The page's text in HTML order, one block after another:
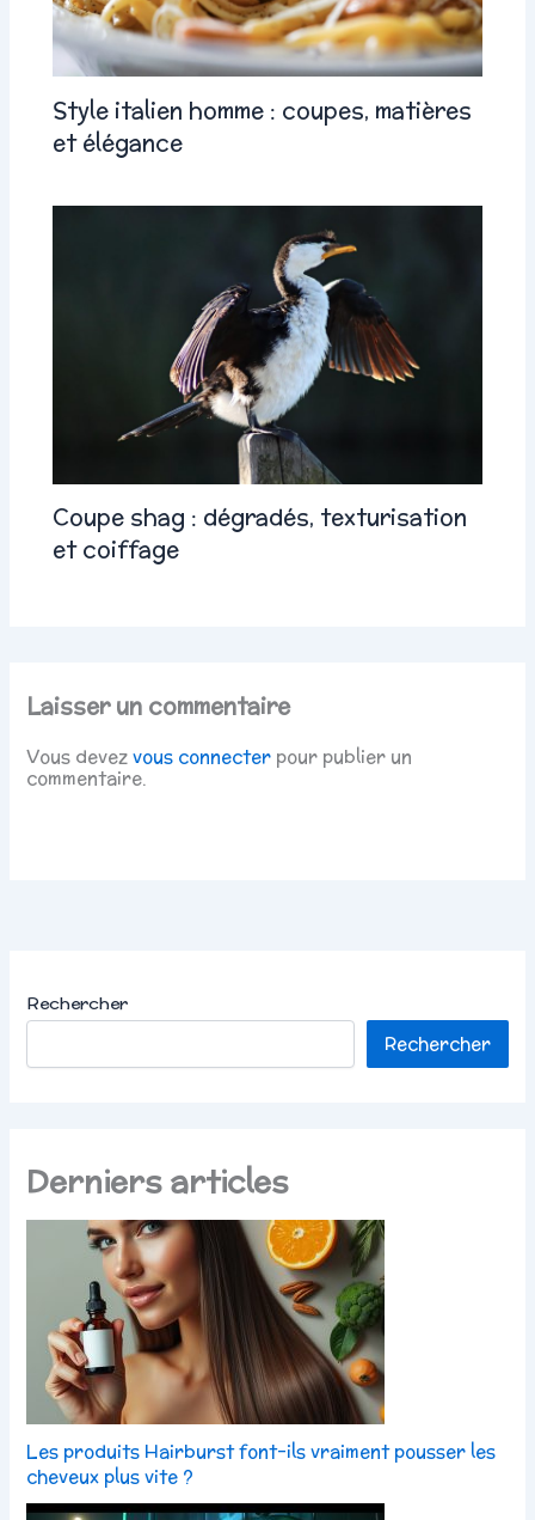
Style italien homme : coupes, matières
et élégance
Coupe shag : dégradés, texturisation
et coiffage
Laisser un commentaire
Vous devezvous connecter pour publier un
commentaire.
Rechercher
Rechercher
Derniers articles
Les produits Hairburst font-ils vraiment pousser les
cheveux plus vite ?